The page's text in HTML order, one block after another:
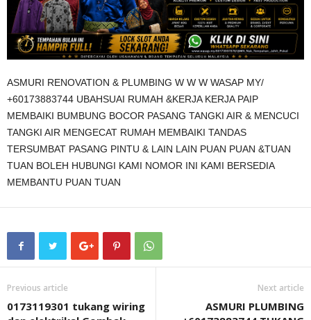
ASMURI RENOVATION & PLUMBING W W W WASAP MY/
+60173883744 UBAHSUAI RUMAH &KERJA KERJA PAIP
MEMBAIKI BUMBUNG BOCOR PASANG TANGKI AIR & MENCUCI
TANGKI AIR MENGECAT RUMAH MEMBAIKI TANDAS
TERSUMBAT PASANG PINTU & LAIN LAIN PUAN PUAN &TUAN
TUAN BOLEH HUBUNGI KAMI NOMOR INI KAMI BERSEDIA
MEMBANTU PUAN TUAN
Previous article
0173119301 tukang wiring
Next article
ASMURI PLUMBING